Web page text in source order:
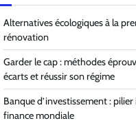
Alternatives écologiques à la
rénovation
Garder le cap : méthodes
écarts et réussir son régime
Banque d’investissement :
finance mondiale